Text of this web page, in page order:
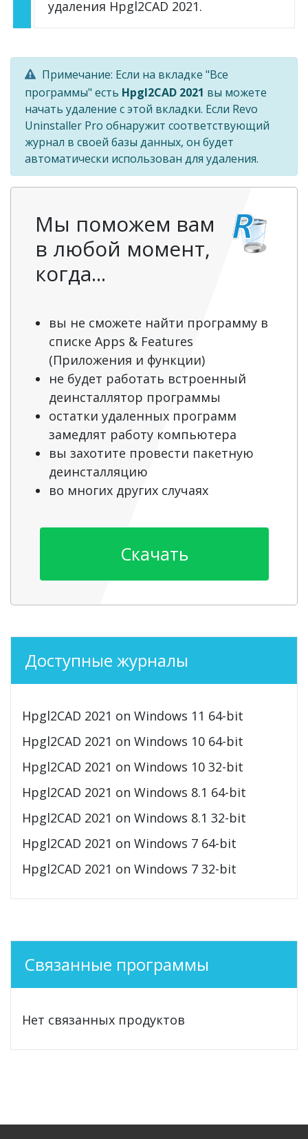
удаления Hpgl2CAD 2021.
Примечание: Если на вкладке "Все
программы" есть Hpgl2CAD 2021 вы можете
начать удаление с этой вкладки. Если Revo
Uninstaller Pro обнаружит соответствующий
журнал в своей базы данных, он будет
автоматически использован для удаления.
Мы поможем вам
в любой момент,
когда...
вы не сможете найти программу в
списке Apps & Features
(Приложения и функции)
не будет работать встроенный
деинсталлятор программы
остатки удаленных программ
замедлят работу компьютера
вы захотите провести пакетную
деинсталляцию
во многих других случаях
Скачать
Доступные журналы
Hpgl2CAD 2021 on Windows 11 64-bit
Hpgl2CAD 2021 on Windows 10 64-bit
Hpgl2CAD 2021 on Windows 10 32-bit
Hpgl2CAD 2021 on Windows 8.1 64-bit
Hpgl2CAD 2021 on Windows 8.1 32-bit
Hpgl2CAD 2021 on Windows 7 64-bit
Hpgl2CAD 2021 on Windows 7 32-bit
Связанные программы
Нет связанных продуктов